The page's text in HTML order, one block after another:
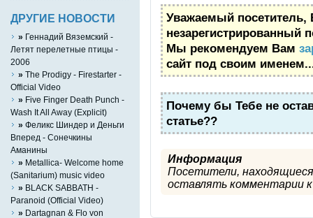
Уважаемый посетитель,
незарегистрированный
Мы рекомендуем Вам
сайт под своим
Почему бы Тебе не
статье??
Информация
Посетители,
оставлять комментарии к
ДРУГИЕ НОВОСТИ
» Геннадий Вяземский -
Летят перелетные птицы -
2006
» The Prodigy - Firestarter -
Official Video
» Five Finger Death Punch -
Wash It All Away (Explicit)
» Феликс Шиндер и Деньги
Вперед - Сонечкины
Аманины
» Metallica- Welcome home
(Sanitarium) music video
» BLACK SABBATH -
Paranoid (Official Video)
» Dartagnan & Flo von